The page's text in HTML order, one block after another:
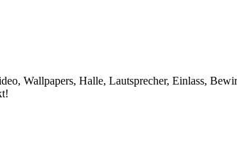
Wallpapers, Halle, Lautsprecher, Einlass,